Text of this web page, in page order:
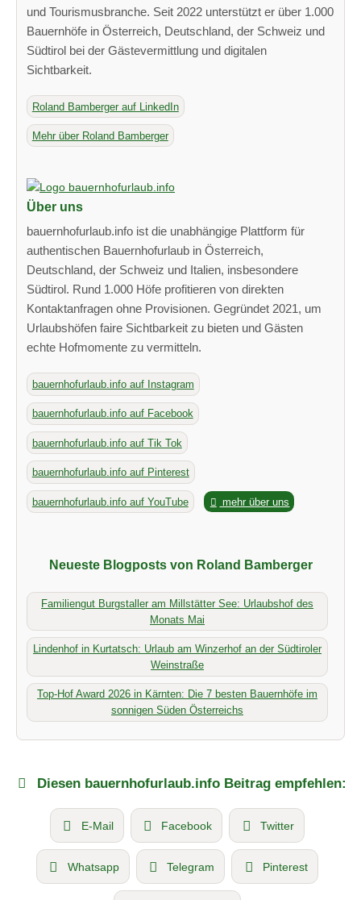
und Tourismusbranche. Seit 2022 unterstützt er über 1.000
Bauernhöfe in Österreich, Deutschland, der Schweiz und
Südtirol bei der Gästevermittlung und digitalen
Sichtbarkeit.
Roland Bamberger auf LinkedIn
Mehr über Roland Bamberger
Über uns
bauernhofurlaub.info ist die unabhängige Plattform für
authentischen Bauernhofurlaub in Österreich,
Deutschland, der Schweiz und Italien, insbesondere
Südtirol. Rund 1.000 Höfe profitieren von direkten
Kontaktanfragen ohne Provisionen. Gegründet 2021, um
Urlaubshöfen faire Sichtbarkeit zu bieten und Gästen
echte Hofmomente zu vermitteln.
bauernhofurlaub.info auf Instagram
bauernhofurlaub.info auf Facebook
bauernhofurlaub.info auf Tik Tok
bauernhofurlaub.info auf Pinterest
bauernhofurlaub.info auf YouTube mehr über uns
Neueste Blogposts von Roland Bamberger
Familiengut Burgstaller am Millstätter See: Urlaubshof des
Monats Mai
Lindenhof in Kurtatsch: Urlaub am Winzerhof an der Südtiroler
Weinstraße
Top-Hof Award 2026 in Kärnten: Die 7 besten Bauernhöfe im
sonnigen Süden Österreichs
Diesen bauernhofurlaub.info Beitrag empfehlen:
E-Mail Facebook Twitter
Whatsapp Telegram Pinterest